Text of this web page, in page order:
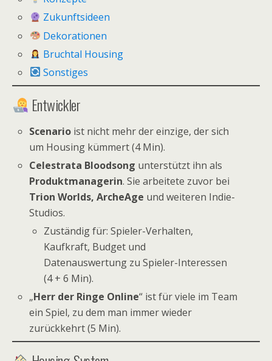
Zukunftsideen
Dekorationen
Bruchtal Housing
Sonstiges
Entwickler
Scenario ist nicht mehr der einzige, der sich
um Housing kümmert (4 Min).
Celestrata Bloodsong unterstützt ihn als
Produktmanagerin. Sie arbeitete zuvor bei
Trion Worlds, ArcheAge und weiteren Indie-
Studios.
Zuständig für: Spieler-Verhalten,
Kaufkraft, Budget und
Datenauswertung zu Spieler-Interessen
(4 + 6 Min).
„Herr der Ringe Online“ ist für viele im Team
ein Spiel, zu dem man immer wieder
zurückkehrt (5 Min).